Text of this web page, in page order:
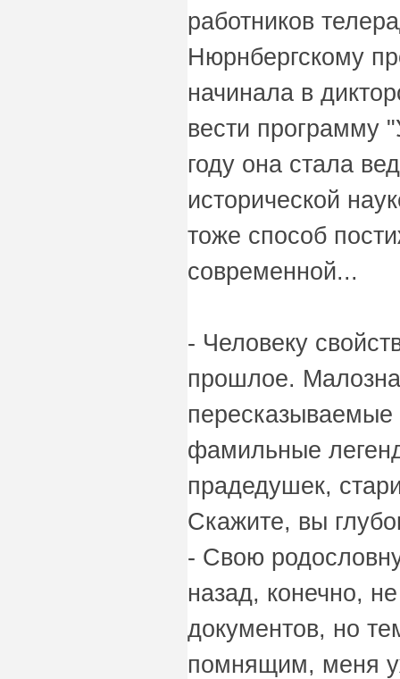
работников
Нюрнбергскому
начинала в
вести программу
году она стала
исторической
тоже способ
современной...
- Человеку
прошлое.
пересказываемые
фамильные
прадедушек,
Скажите, вы
- Свою
назад, конечно,
документов, но
помнящим, меня